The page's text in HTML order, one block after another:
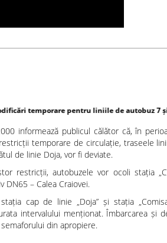
liniile de autobuz 7 și 7B
informează publicul călător că, în
temporare de circulație, traseele
de linie Doja, vor fi deviate.
restricții, autobuzele vor ocoli stația
DN65 – Calea Craiovei.
cap de linie „Doja” și stația
intervalului menționat. Îmbarcarea și
din apropiere.